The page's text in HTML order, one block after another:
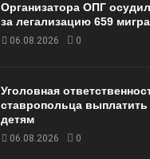
Организатора ОПГ
за легализацию 659
06.08.2026 0
Уголовная
ставропольца
детям
06.08.2026 0